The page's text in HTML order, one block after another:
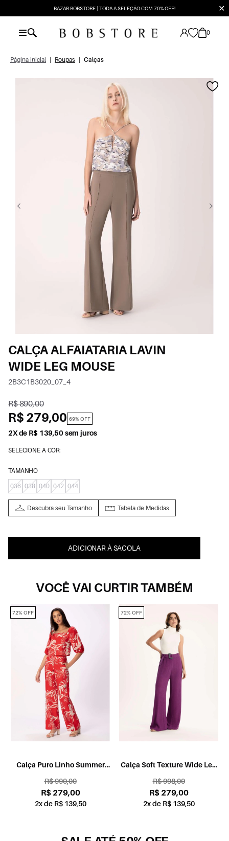
BAZAR BOBSTORE | TODA A SELEÇÃO COM 70% OFF! ✕
0
Página inicial Roupas Calças
CALÇA ALFAIATARIA LAVIN
WIDE LEG MOUSE
2B3C1B3020_07_4
R$ 890,00
R$ 279,00 69% OFF
2X de R$ 139,50 sem juros
SELECIONE A COR:
TAMANHO
036 038 040 042 044
Descubra seu Tamanho Tabela de Medidas
ADICIONAR À SACOLA
VOCÊ VAI CURTIR TAMBÉM
Calça Puro Linho Summer
R$ 990,00
R$ 279,00
2x de R$ 139,50
72% OFF
Calça Soft Texture Wide Leg
R$ 998,00
R$ 279,00
2x de R$ 139,50
72% OFF